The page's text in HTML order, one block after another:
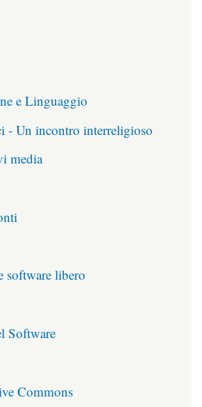
e Linguaggio
- Un incontro interreligioso
media
libero
Software
Commons